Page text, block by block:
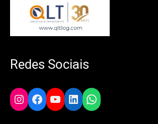
Redes Sociais
Instagram
Facebook
YouTube
LinkedIn
WhatsApp